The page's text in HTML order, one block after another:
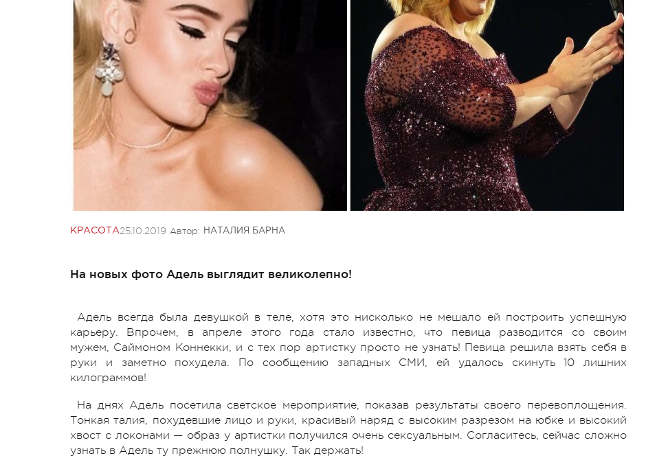
КРАСОТА25.10.2019 Автор: НАТАЛИЯ БАРНА
На новых фото Адель выглядит великолепно!
Адель всегда была девушкой в теле, хотя это нисколько не мешало ей построить успешную
карьеру. Впрочем, в апреле этого года стало известно, что певица разводится со своим
мужем, Саймоном Коннекки, и с тех пор артистку просто не узнать! Певица решила взять себя в
руки и заметно похудела. По сообщению западных СМИ, ей удалось скинуть 10 лишних
килограммов!
На днях Адель посетила светское мероприятие, показав результаты своего перевоплощения.
Тонкая талия, похудевшие лицо и руки, красивый наряд с высоким разрезом на юбке и высокий
хвост с локонами — образ у артистки получился очень сексуальным. Согласитесь, сейчас сложно
узнать в Адель ту прежнюю полнушку. Так держать!